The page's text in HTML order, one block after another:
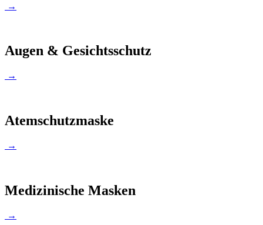
→
Augen & Gesichtsschutz
→
Atemschutzmaske
→
Medizinische Masken
→